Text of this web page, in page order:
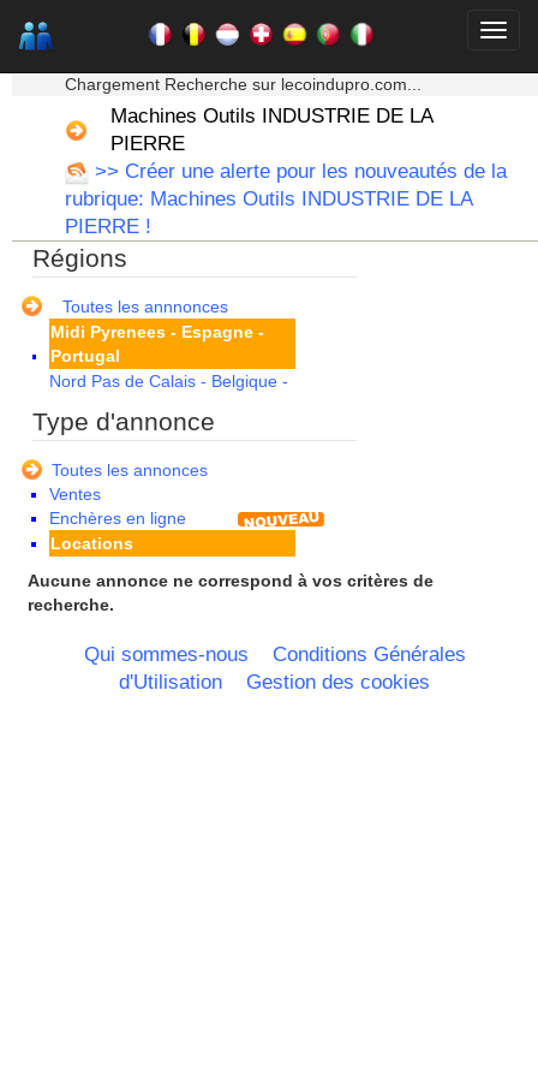
Chargement Recherche sur lecoindupro.com...
Machines Outils INDUSTRIE DE LA
PIERRE
>> Créer une alerte pour les nouveautés de la
rubrique: Machines Outils INDUSTRIE DE LA
PIERRE !
Régions
Toutes les annnonces
Champagne Ardenne
Corse
Guadeloupe
Haute Normandie
Ile de France
La Réunion
Languedoc Roussillon
Limousin
Lorraine
Martinique
Mayotte
Midi Pyrenees - Espagne -
Portugal
Nord Pas de Calais - Belgique -
Pays de la Loire
Poitou Charentes
Principauté de Monaco
Provence Alpes Cote d'Azur -
Italie
Rhone Alpes
Type d'annonce
Toutes les annonces
Ventes
Enchères en ligne
Locations
Aucune annonce ne correspond à vos critères de
recherche.
Qui sommes-nous
Conditions Générales
d'Utilisation
Gestion des cookies